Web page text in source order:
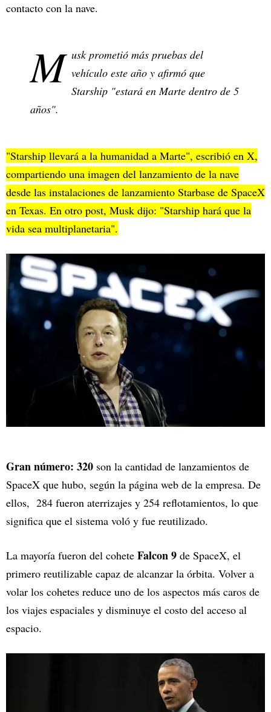
contacto con la nave.
M usk prometió más pruebas del
vehículo este año y afirmó que
Starship "estará en Marte dentro de 5
años".
"Starship llevará a la humanidad a Marte", escribió en X,
compartiendo una imagen del lanzamiento de la nave
desde las instalaciones de lanzamiento Starbase de SpaceX
en Texas. En otro post, Musk dijo: "Starship hará que la
vida sea multiplanetaria".
Gran número: 320 son la cantidad de lanzamientos de
SpaceX que hubo, según la página web de la empresa. De
ellos, 284 fueron aterrizajes y 254 reflotamientos, lo que
significa que el sistema voló y fue reutilizado.
La mayoría fueron del cohete Falcon 9 de SpaceX, el
primero reutilizable capaz de alcanzar la órbita. Volver a
volar los cohetes reduce uno de los aspectos más caros de
los viajes espaciales y disminuye el costo del acceso al
espacio.